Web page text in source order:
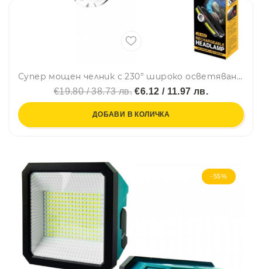
Супер мощен челник с 230° широко осветяване, 100 м прожектор, 350 lm мощност, Type-C зареждане, авариен режим - JS-922
€19.80 / 38.73 лв. €6.12 / 11.97 лв.
ДОБАВИ В КОЛИЧКА
-55%